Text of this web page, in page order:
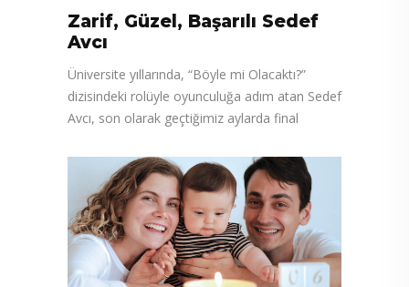
Zarif, Güzel, Başarılı Sedef
Avcı
Üniversite yıllarında, “Böyle mi Olacaktı?”
dizisindeki rolüyle oyunculuğa adım atan Sedef
Avcı, son olarak geçtiğimiz aylarda final